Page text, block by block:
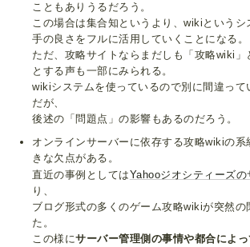
こともありうるだろう。
この場合は集合知というより、wikiという
手の良さをフルに活用していくことになる。
ただ、攻略サイトならまだしも「攻略wiki
とする声も一部にみられる。
wikiシステムを使っているので別に間違って
だが、
後述の「問題点」の影響もあるのだろう。
オンラインサーバーに依存する攻略wikiの
きな欠点がある。
直近の事例としてはYahooジオシティーズの
り、
ブログ形式の多くのゲーム攻略wikiが突然
た。
この様にサーバー管理側の事情や都合によ